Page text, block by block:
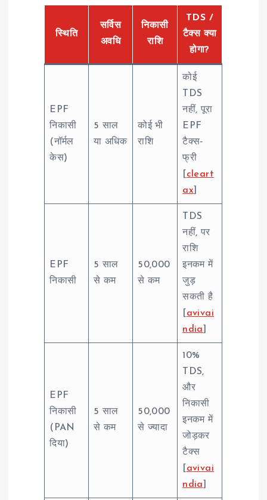
स्थिति
सर्विस
अवधि
निकासी
राशि
TDS /
टैक्स क्या
होगा?
EPF
निकासी
(नॉर्मल
केस)
5 साल
या अधिक
कोई भी
राशि
कोई
TDS
नहीं, पूरा
EPF
टैक्स‑
फ्री
cleart
ax
EPF
निकासी
5 साल
से कम
50,000
से कम
TDS
नहीं, पर
राशि
इनकम में
जुड़
सकती है
avivai
ndia
EPF
निकासी
(PAN
दिया)
5 साल
से कम
50,000
से ज्यादा
10%
TDS,
और
निकासी
इनकम में
जोड़कर
टैक्स
avivai
ndia